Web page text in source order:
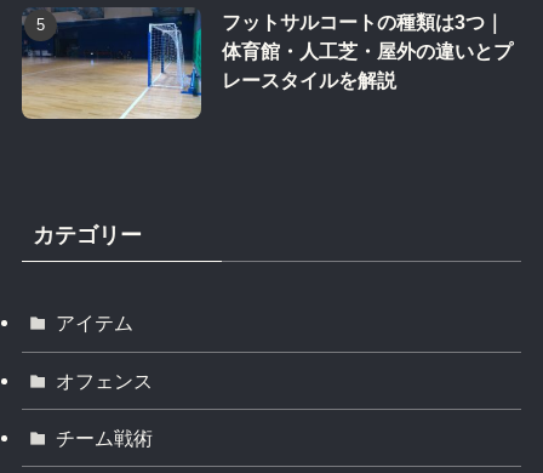
フットサルコートの種類は3つ｜
体育館・人工芝・屋外の違いとプ
レースタイルを解説
カテゴリー
アイテム
オフェンス
チーム戦術